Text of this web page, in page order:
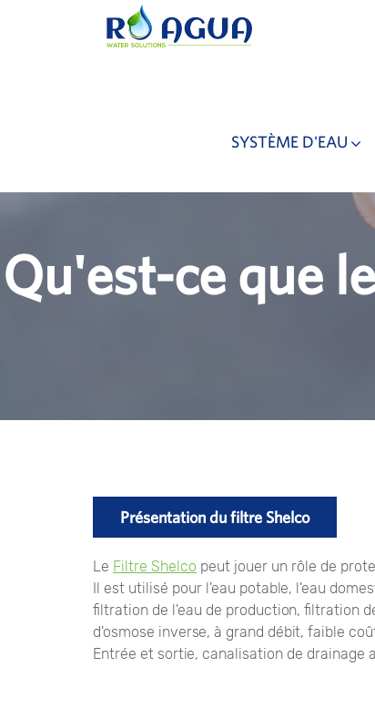
SYSTÈME D'EAU
Qu'est-ce que
Présentation du filtre Shelco
Le Filtre Shelco peut jouer un rôle de
Il est utilisé pour l'eau potable, l'eau
filtration de l'eau de production, filtration
d'osmose inverse, à grand débit, faible
Entrée et sortie, canalisation de